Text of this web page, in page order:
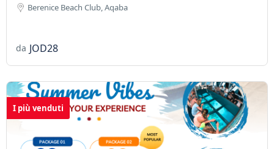
Berenice Beach Club, Aqaba
da JOD28
I più venduti